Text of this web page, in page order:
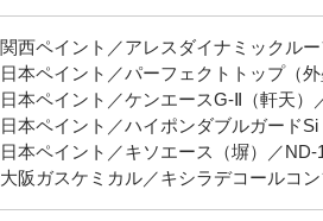
関西ペイント／アレスダイナミックル
日本ペイント／パーフェクトトップ（
日本ペイント／ケンエースG-Ⅱ（軒天）
日本ペイント／ハイポンダブルガード
日本ペイント／キソエース（塀）／ND-
大阪ガスケミカル／キシラデコールコ